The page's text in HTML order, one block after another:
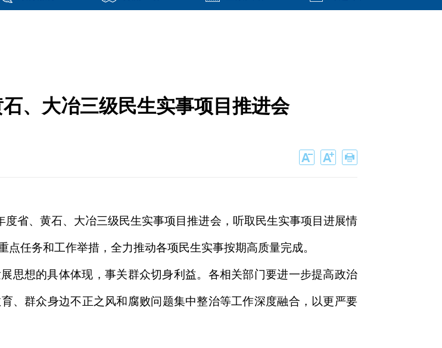
、大冶三级民生实事项目推进会
省、黄石、大冶三级民生实事项目推进会，听取民生实事项目进展情
任务和工作举措，全力推动各项民生实事按期高质量完成。
思想的具体体现，事关群众切身利益。各相关部门要进一步提高政治
、群众身边不正之风和腐败问题集中整治等工作深度融合，以更严要